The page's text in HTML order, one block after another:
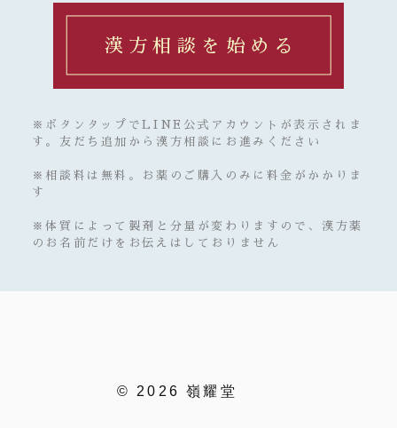
漢方相談を始める
※ボタンタップでLINE公式アカウントが表示されま
す。友だち追加から漢方相談にお進みください
※相談料は無料。お薬のご購入のみに料金がかかりま
す
※体質によって製剤と分量が変わりますので、漢方薬
のお名前だけをお伝えはしておりません
© 2026 嶺耀堂